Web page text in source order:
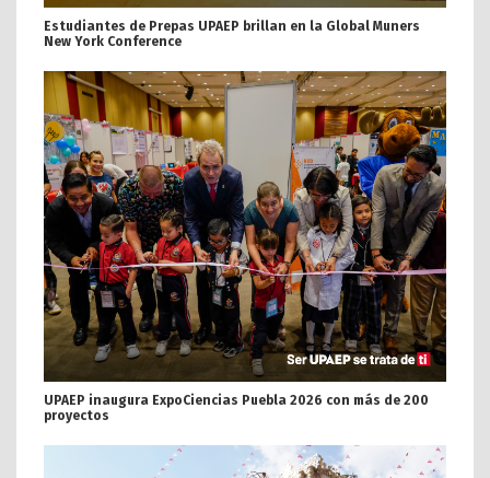
Estudiantes de Prepas UPAEP brillan en la Global Muners
New York Conference
UPAEP inaugura ExpoCiencias Puebla 2026 con más de 200
proyectos